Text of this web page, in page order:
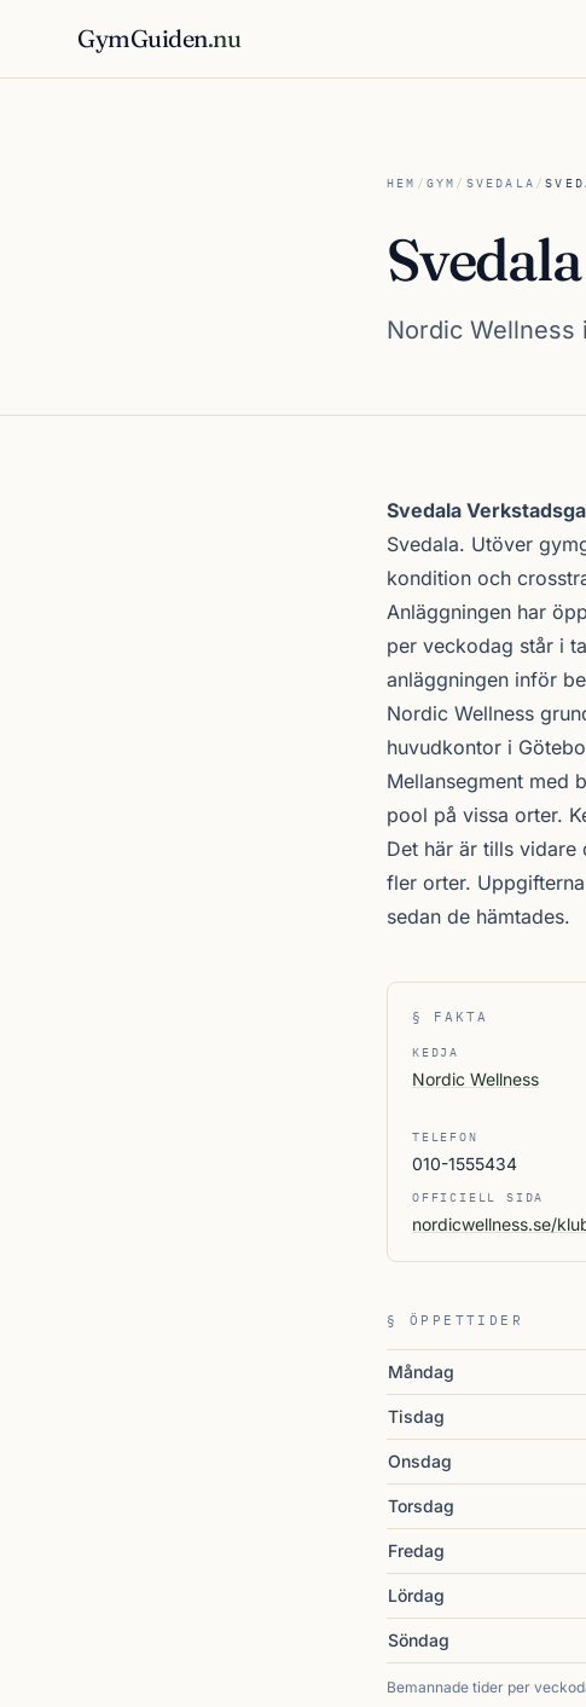
GymGuiden.nu
HEM / GYM / SVEDALA /
Nordic Wellness
Om Svedala
Svedala
Svedala. Utöver
kondition och
Anläggningen har
per veckodag står i
anläggningen inför
Nordic Wellness
huvudkontor i
Mellansegment med
pool på vissa orter.
Det här är tills vidare
fler orter.
sedan de hämtades.
§ FAKTA
KEDJA
Nordic Wellness
TELEFON
010-1555434
OFFICIELL SIDA
nordicwellness.se/
§ ÖPPETTIDER
Måndag
Tisdag
Onsdag
Torsdag
Fredag
Lördag
Söndag
Bemannade tider per